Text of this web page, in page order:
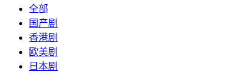
全部
国产剧
香港剧
欧美剧
日本剧